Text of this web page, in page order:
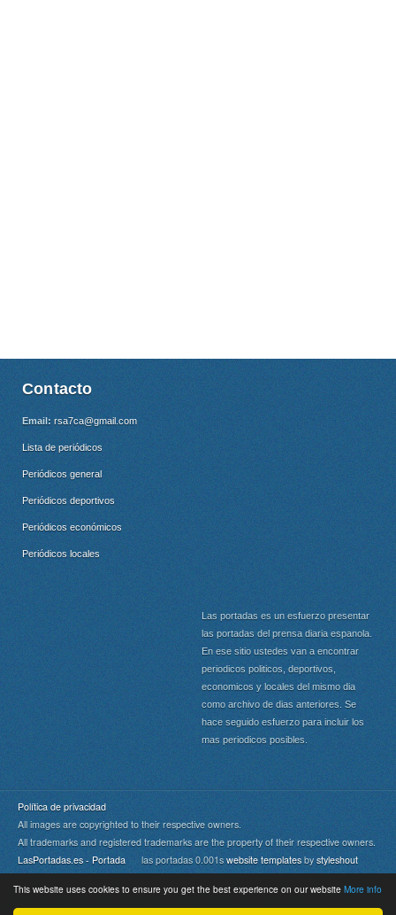
This website uses cookies to ensure you get the best experience on our website More info
Contacto
Email: rsa7ca@gmail.com
Lista de periódicos
Periódicos general
Periódicos deportivos
Periódicos económicos
Periódicos locales
Las portadas es un esfuerzo presentar
las portadas del prensa diaria espanola.
En ese sitio ustedes van a encontrar
periodicos politicos, deportivos,
economicos y locales del mismo dia
como archivo de dias anteriores. Se
hace seguido esfuerzo para incluir los
mas periodicos posibles.
Política de privacidad
All images are copyrighted to their respective owners.
All trademarks and registered trademarks are the property of their respective owners.
LasPortadas.es - Portada las portadas 0.001s website templates bystyleshout